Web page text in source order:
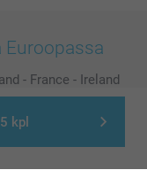
kpl
- France - Ireland